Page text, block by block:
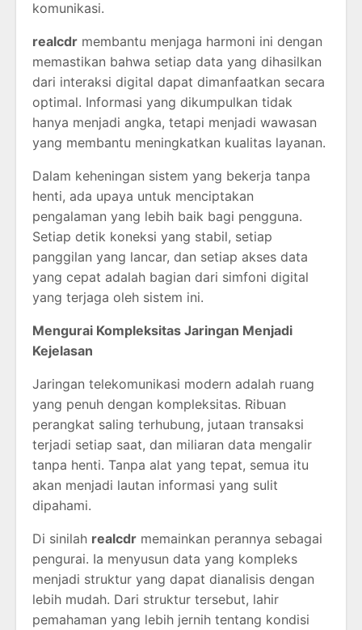
komunikasi.
realcdr membantu menjaga harmoni ini dengan
memastikan bahwa setiap data yang dihasilkan
dari interaksi digital dapat dimanfaatkan secara
optimal. Informasi yang dikumpulkan tidak
hanya menjadi angka, tetapi menjadi wawasan
yang membantu meningkatkan kualitas layanan.
Dalam keheningan sistem yang bekerja tanpa
henti, ada upaya untuk menciptakan
pengalaman yang lebih baik bagi pengguna.
Setiap detik koneksi yang stabil, setiap
panggilan yang lancar, dan setiap akses data
yang cepat adalah bagian dari simfoni digital
yang terjaga oleh sistem ini.
Mengurai Kompleksitas Jaringan Menjadi
Kejelasan
Jaringan telekomunikasi modern adalah ruang
yang penuh dengan kompleksitas. Ribuan
perangkat saling terhubung, jutaan transaksi
terjadi setiap saat, dan miliaran data mengalir
tanpa henti. Tanpa alat yang tepat, semua itu
akan menjadi lautan informasi yang sulit
dipahami.
Di sinilah realcdr memainkan perannya sebagai
pengurai. Ia menyusun data yang kompleks
menjadi struktur yang dapat dianalisis dengan
lebih mudah. Dari struktur tersebut, lahir
pemahaman yang lebih jernih tentang kondisi